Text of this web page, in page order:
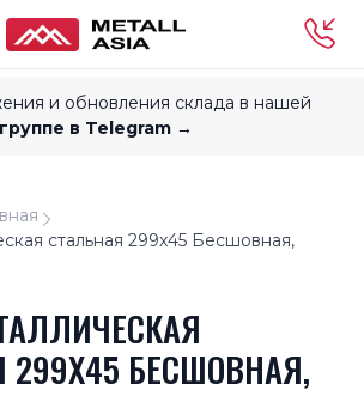
и обновления склада в нашей
группе в Telegram →
стальная 299x45 Бесшовная,
299X45 БЕСШОВНАЯ,